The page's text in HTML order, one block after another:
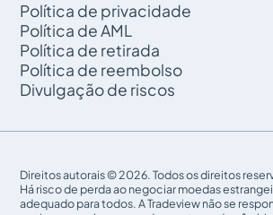
Política de privacidade
Política de AML
Política de retirada
Política de reembolso
Divulgação de riscos
Direitos autorais © 2026. Todos os direitos
Há risco de perda ao negociar moedas
adequado para todos. A Tradeview não se